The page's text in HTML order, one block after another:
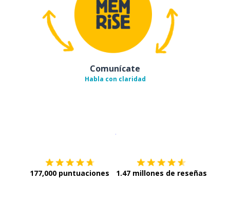
Comunícate
Habla con claridad
177,000 puntuaciones 1.47 millones de reseñas